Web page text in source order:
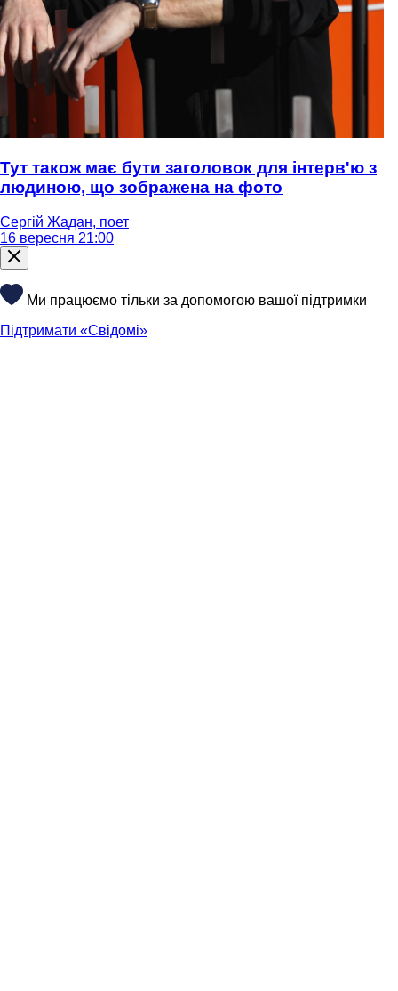
Тут також має бути заголовок для інтерв'ю з
людиною, що зображена на фото
Сергій Жадан, поет
16 вересня 21:00
Ми працюємо тільки за допомогою вашої підтримки
Підтримати «Свідомі»